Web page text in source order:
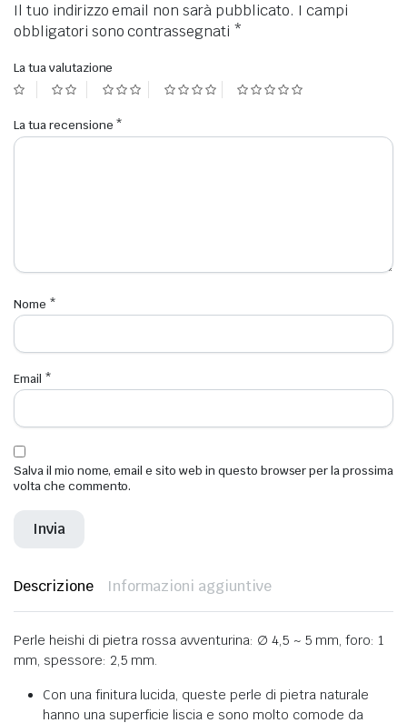
Il tuo indirizzo email non sarà pubblicato. I campi
obbligatori sono contrassegnati *
La tua valutazione
La tua recensione *
Nome *
Email *
Salva il mio nome, email e sito web in questo browser per la prossima
volta che commento.
Descrizione Informazioni aggiuntive
Perle heishi di pietra rossa avventurina: ∅ 4,5 ~ 5 mm, foro: 1
mm, spessore: 2,5 mm.
Con una finitura lucida, queste perle di pietra naturale
hanno una superficie liscia e sono molto comode da